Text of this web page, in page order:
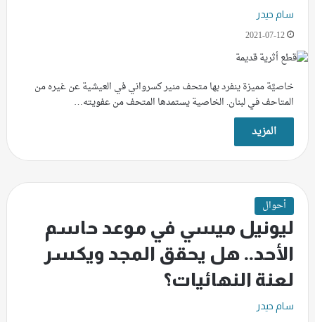
سام حيدر
2021-07-12
خاصيَّة مميزة ينفرد بها متحف منير كسرواني في العيشية عن غيره من
المتاحف في لبنان. الخاصية يستمدها المتحف من عفويته…
المزيد
أحوال
ليونيل ميسي في موعد حاسم
الأحد.. هل يحقق المجد ويكسر
لعنة النهائيات؟
سام حيدر